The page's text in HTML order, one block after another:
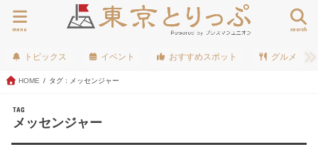
search
menu
トピックス イベント おすすめスポット グルメ
HOME タグ : メッセンジャー
TAG
メッセンジャー